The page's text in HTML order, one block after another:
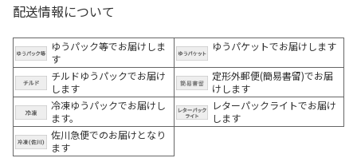
配送情報について
ゆうパック等でお届けしま
す
ゆうパケットでお届けします
チルドゆうパックでお届け
します
定形外郵便(簡易書留)でお届
けします
冷凍ゆうパックでお届けし
ます。
レターパックライトでお届け
します
佐川急便でのお届けとなり
ます